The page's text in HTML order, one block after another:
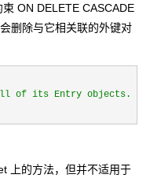
ON DELETE CASCADE
删除与它相关联的外键对
of its Entry objects.
上的方法，但并不适用于